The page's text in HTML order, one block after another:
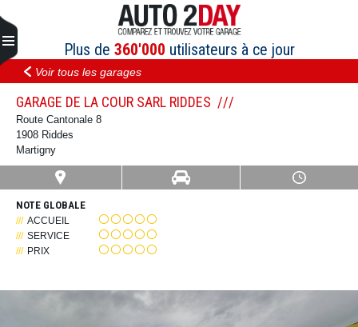
au
contenu
Plus de 360'000 utilisateurs à ce jour
Voir tous les garages
GARAGE DE LA COUR SARL RIDDES
Route Cantonale 8
1908 Riddes
Martigny
NOTE GLOBALE
ACCUEIL
SERVICE
PRIX